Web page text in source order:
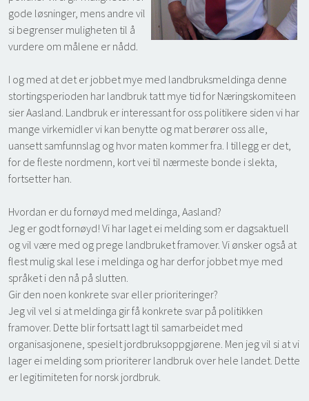
gode løsninger, mens andre vil
si begrenser muligheten til å
vurdere om målene er nådd.
I og med at det er jobbet mye med landbruksmeldinga denne
stortingsperioden har landbruk tatt mye tid for Næringskomiteen
sier Aasland. Landbruk er interessant for oss politikere siden vi har
mange virkemidler vi kan benytte og mat berører oss alle,
uansett samfunnslag og hvor maten kommer fra. I tillegg er det,
for de fleste nordmenn, kort vei til nærmeste bonde i slekta,
fortsetter han.
Hvordan er du fornøyd med meldinga, Aasland?
Jeg er godt fornøyd! Vi har laget ei melding som er dagsaktuell
og vil være med og prege landbruket framover. Vi ønsker også at
flest mulig skal lese i meldinga og har derfor jobbet mye med
språket i den nå på slutten.
Gir den noen konkrete svar eller prioriteringer?
Jeg vil vel si at meldinga gir få konkrete svar på politikken
framover. Dette blir fortsatt lagt til samarbeidet med
organisasjonene, spesielt jordbruksoppgjørene. Men jeg vil si at vi
lager ei melding som prioriterer landbruk over hele landet. Dette
er legitimiteten for norsk jordbruk.